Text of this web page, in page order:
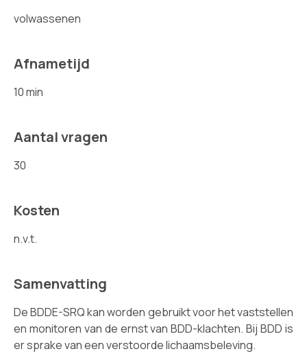
volwassenen
Afnametijd
10 min
Aantal vragen
30
Kosten
n.v.t.
Samenvatting
De BDDE-SRQ kan worden gebruikt voor het vaststellen
en monitoren van de ernst van BDD-klachten. Bij BDD is
er sprake van een verstoorde lichaamsbeleving.